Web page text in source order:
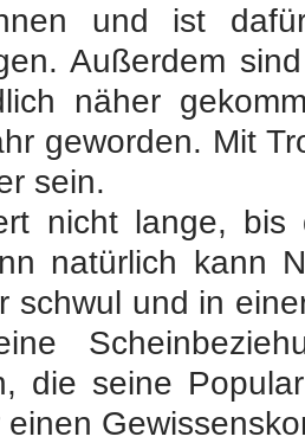
und ist
Außerdem
näher
geworden. Mit
sein.
nicht lange, bis
natürlich kann
schwul und in
die seine